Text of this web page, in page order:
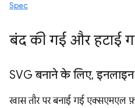
Spec
बंद की गई और हटाई
SVG बनाने के लिए, इनलाइन
खास तौर पर बनाई गई एक्सएमएल